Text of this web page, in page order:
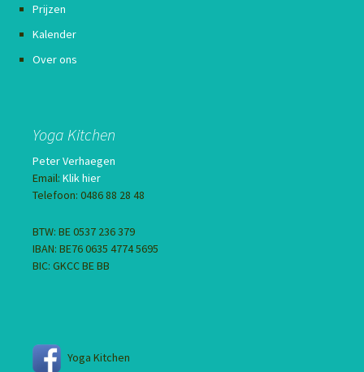
Prijzen
Kalender
Over ons
Yoga Kitchen
Peter Verhaegen
Email: Klik hier
Telefoon: 0486 88 28 48
BTW: BE 0537 236 379
IBAN: BE76 0635 4774 5695
BIC: GKCC BE BB
Yoga Kitchen